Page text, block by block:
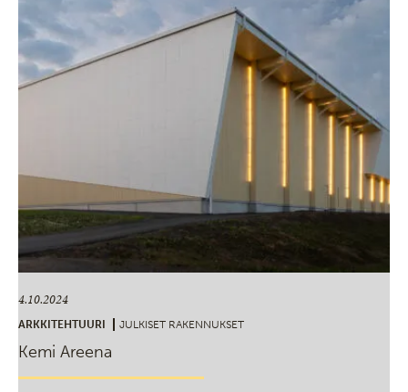
4.10.2024
ARKKITEHTUURI JULKISET RAKENNUKSET
Kemi Areena